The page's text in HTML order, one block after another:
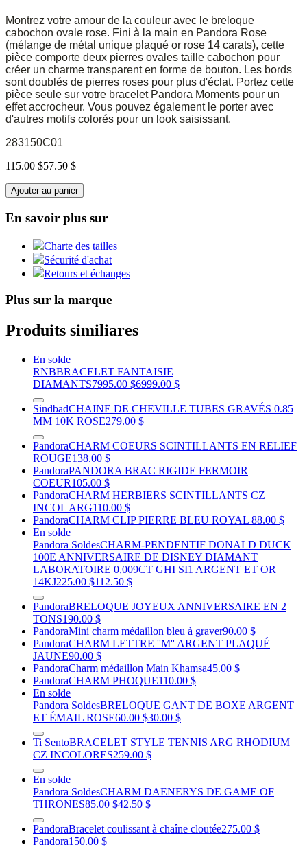
Montrez votre amour de la couleur avec le breloque
cabochon ovale rose. Fini à la main en Pandora Rose
(mélange de métal unique plaqué or rose 14 carats), cette
pièce comporte deux pierres ovales taille cabochon pour
créer un charme transparent en forme de bouton. Les bords
sont doublés de pierres roses pour plus d'éclat. Portez cette
pièce seule sur votre bracelet Pandora Moments pour un
effet accrocheur. Vous pouvez également le porter avec
d'autres motifs colorés pour un look saisissant.
283150C01
115.00 $57.50 $
Ajouter au panier
En savoir plus sur
Charte des tailles
Sécurité d'achat
Retours et échanges
Plus sur la marque
Produits similiares
En solde
RNBBRACELET FANTAISIE
DIAMANTS7995.00 $6999.00 $
SindbadCHAINE DE CHEVILLE TUBES GRAVÉS 0.85
MM 10K ROSE279.00 $
PandoraCHARM COEURS SCINTILLANTS EN RELIEF
ROUGE138.00 $
PandoraPANDORA BRAC RIGIDE FERMOIR
COEUR105.00 $
PandoraCHARM HERBIERS SCINTILLANTS CZ
INCOL ARG110.00 $
PandoraCHARM CLIP PIERRE BLEU ROYAL 88.00 $
En solde
Pandora SoldesCHARM-PENDENTIF DONALD DUCK
100E ANNIVERSAIRE DE DISNEY DIAMANT
LABORATOIRE 0,009CT GHI SI1 ARGENT ET OR
14KJ225.00 $112.50 $
PandoraBRELOQUE JOYEUX ANNIVERSAIRE EN 2
TONS190.00 $
PandoraMini charm médaillon bleu à graver90.00 $
PandoraCHARM LETTRE ''M'' ARGENT PLAQUÉ
JAUNE90.00 $
PandoraCharm médaillon Main Khamsa45.00 $
PandoraCHARM PHOQUE110.00 $
En solde
Pandora SoldesBRELOQUE GANT DE BOXE ARGENT
ET ÉMAIL ROSE60.00 $30.00 $
Ti SentoBRACELET STYLE TENNIS ARG RHODIUM
CZ INCOLORES259.00 $
En solde
Pandora SoldesCHARM DAENERYS DE GAME OF
THRONES85.00 $42.50 $
PandoraBracelet coulissant à chaîne cloutée275.00 $
Pandora150.00 $